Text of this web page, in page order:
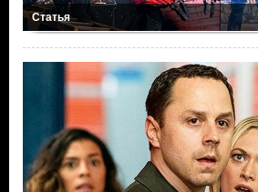
Статья